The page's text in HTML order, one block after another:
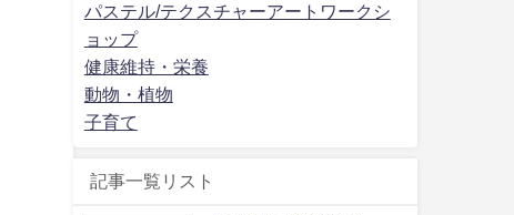
パステル/テクスチャーアートワークシ
ョップ
健康維持・栄養
動物・植物
子育て
記事一覧リスト